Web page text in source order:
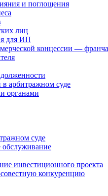
и поглощения
лиц
для ИП
концессии —
арбитражном суде
органами
суде
обслуживание
инвестиционного проекта
конкуренцию